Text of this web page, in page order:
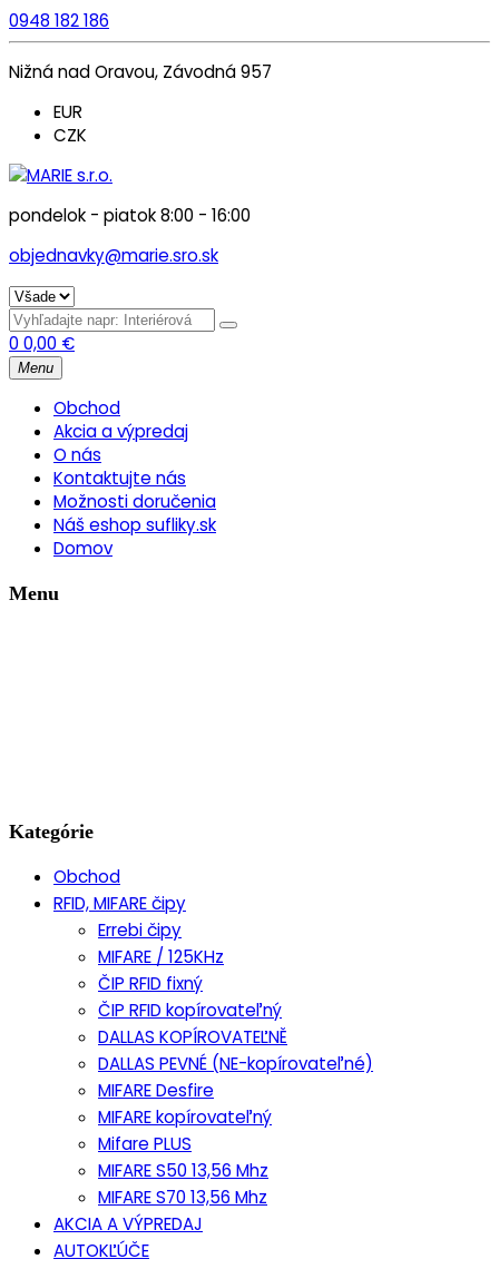
0948 182 186
Nižná nad Oravou, Závodná 957
EUR
CZK
pondelok - piatok 8:00 - 16:00
objednavky@marie.sro.sk
0 0,00 €
Menu
Obchod
Akcia a výpredaj
O nás
Kontaktujte nás
Možnosti doručenia
Náš eshop sufliky.sk
Domov
Menu
Kategórie
Obchod
RFID, MIFARE čipy
Errebi čipy
MIFARE / 125KHz
ČIP RFID fixný
ČIP RFID kopírovateľný
DALLAS KOPÍROVATEĽNĚ
DALLAS PEVNÉ (NE-kopírovateľné)
MIFARE Desfire
MIFARE kopírovateľný
Mifare PLUS
MIFARE S50 13,56 Mhz
MIFARE S70 13,56 Mhz
AKCIA A VÝPREDAJ
AUTOKĽÚČE